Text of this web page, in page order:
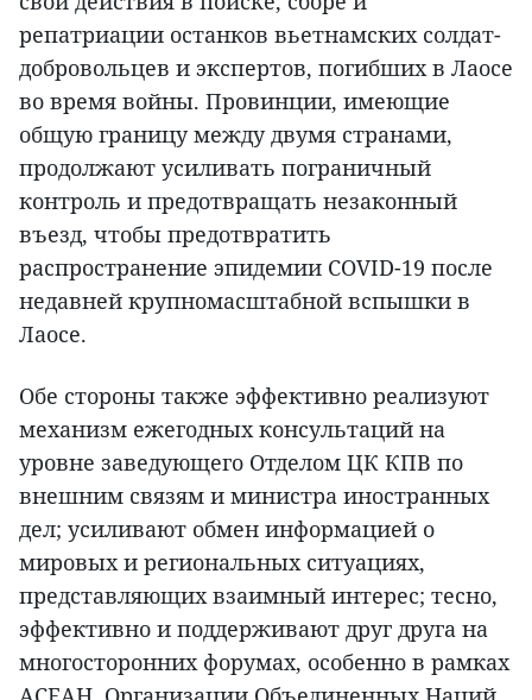
репатриации останков вьетнамских солдат-
добровольцев и экспертов, погибших в Лаосе
во время войны. Провинции, имеющие
общую границу между двумя странами,
продолжают усиливать пограничный
контроль и предотвращать незаконный
въезд, чтобы предотвратить
распространение эпидемии COVID-19 после
недавней крупномасштабной вспышки в
Лаосе.
Обе стороны также эффективно реализуют
механизм ежегодных консультаций на
уровне заведующего Отделом ЦК КПВ по
внешним связям и министра иностранных
дел; усиливают обмен информацией о
мировых и региональных ситуациях,
представляющих взаимный интерес; тесно,
эффективно и поддерживают друг друга на
многосторонних форумах, особенно в рамках